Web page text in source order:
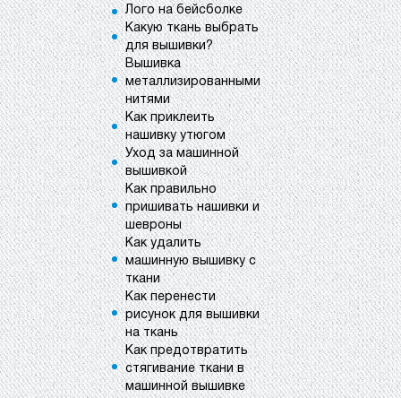
Лого на бейсболке
Какую ткань выбрать
для вышивки?
Вышивка
металлизированными
нитями
Как приклеить
нашивку утюгом
Уход за машинной
вышивкой
Как правильно
пришивать нашивки и
шевроны
Как удалить
машинную вышивку с
ткани
Как перенести
рисунок для вышивки
на ткань
Как предотвратить
стягивание ткани в
машинной вышивке